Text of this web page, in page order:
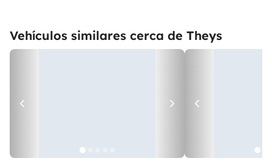
Vehículos similares cerca de Theys